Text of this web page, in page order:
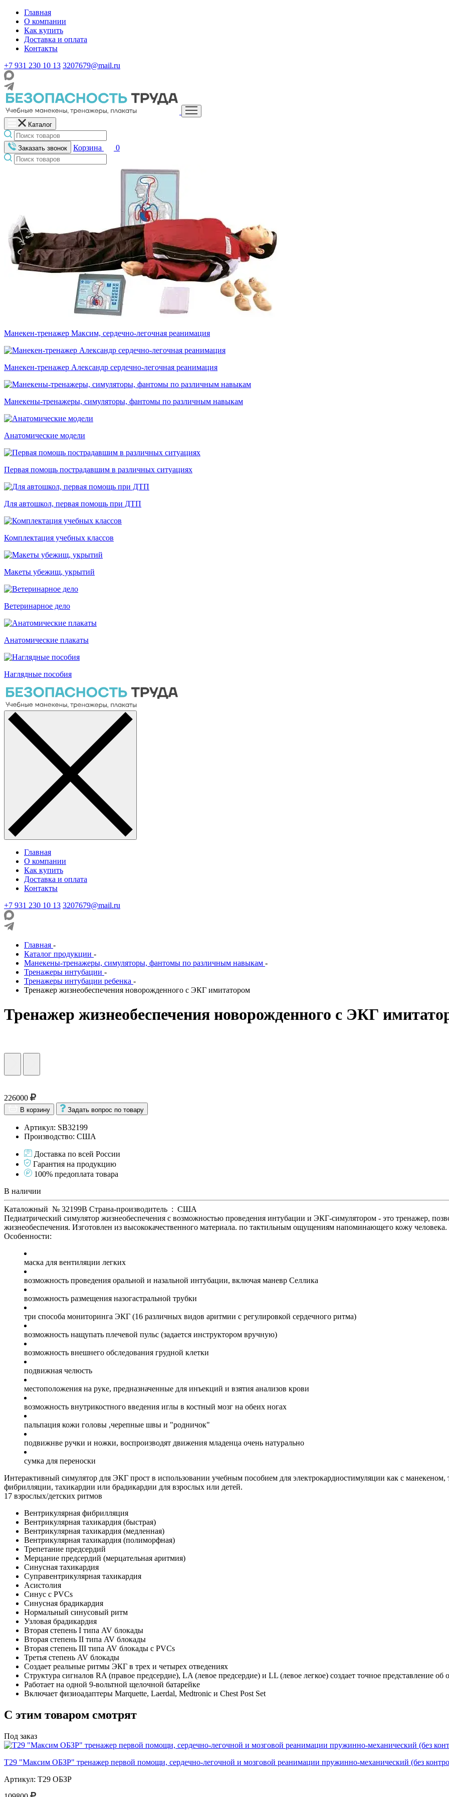
Главная
О компании
Как купить
Доставка и оплата
Контакты
+7 931 230 10 13 3207679@mail.ru
Каталог
Заказать звонок Корзина 0
Манекен-тренажер Максим, сердечно-легочная реанимация
Манекен-тренажер Александр сердечно-легочная реанимация
Манекены-тренажеры, симуляторы, фантомы по различным навыкам
Анатомические модели
Первая помощь пострадавшим в различных ситуациях
Для автошкол, первая помощь при ДТП
Комплектация учебных классов
Макеты убежищ, укрытий
Ветеринарное дело
Анатомические плакаты
Наглядные пособия
Главная
О компании
Как купить
Доставка и оплата
Контакты
+7 931 230 10 13 3207679@mail.ru
Главная -
Каталог продукции -
Манекены-тренажеры, симуляторы, фантомы по различным навыкам -
Тренажеры интубации -
Тренажеры интубации ребенка -
Тренажер жизнеобеспечения новорожденного с ЭКГ имитатором
Тренажер жизнеобеспечения новорожденного с ЭКГ
226000
В корзину Задать вопрос по товару
Артикул: SB32199
Производство: США
Доставка по всей России
Гарантия на продукцию
100% предоплата товара
В наличии
Каталожный № 32199В Страна-производитель : США
Педиатрический симулятор жизнеобеспечения с возможностью проведения интубации и ЭКГ-симулятором - это тренажер,
жизнеобеспечения. Изготовлен из высококачественного материала. по тактильным ощущениям напоминающего кожу человека.
Особенности:
маска для вентиляции легких
возможность проведения оральной и назальной интубации, включая маневр Селлика
возможность размещения назогастральной трубки
три способа мониторинга ЭКГ (16 различных видов аритмии с регулировкой сердечного ритма)
возможность нащупать плечевой пульс (задается инструктором вручную)
возможность внешнего обследования грудной клетки
подвижная челюсть
местоположения на руке, предназначенные для инъекций и взятия анализов крови
возможность внутрикостного введения иглы в костный мозг на обеих ногах
пальпация кожи головы ,черепные швы и "родничок"
подвижнве ручки и ножки, воспроизводят движения младенца очень натурально
сумка для переноски
Интерактивный симулятор для ЭКГ прост в использовании учебным пособием для электрокардиостимуляции как с
фибрилляции, тахикардии или брадикардии для взрослых или детей.
17 взрослых/детских ритмов
Вентрикулярная фибрилляция
Вентрикулярная тахикардия (быстрая)
Вентрикулярная тахикардия (медленная)
Вентрикулярная тахикардия (полиморфная)
Трепетание предсердий
Мерцание предсердий (мерцательная аритмия)
Синусная тахикардия
Суправентрикулярная тахикардия
Асистолия
Синус с PVCs
Синусная брадикардия
Нормальный синусовый ритм
Узловая брадикардия
Вторая степень I типа AV блокады
Вторая степень II типа AV блокады
Вторая степень III типа AV блокады c PVCs
Третья степень AV блокады
Создает реальные ритмы ЭКГ в трех и четырех отведениях
Структура сигналов RA (правое предсердие), LA (левое предсердие) и LL (левое легкое) создает точное представление об
Работает на одной 9-вольтной щелочной батарейке
Включает физиоадаптеры Marquette, Laerdal, Medtronic и Chest Post Set
С этим товаром смотрят
Под заказ
Т29 "Максим ОБЗР" тренажер первой помощи, сердечно-легочной и мозговой реанимации пружинно-механический (без
Артикул: Т29 ОБЗР